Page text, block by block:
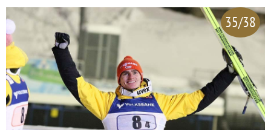
35/38